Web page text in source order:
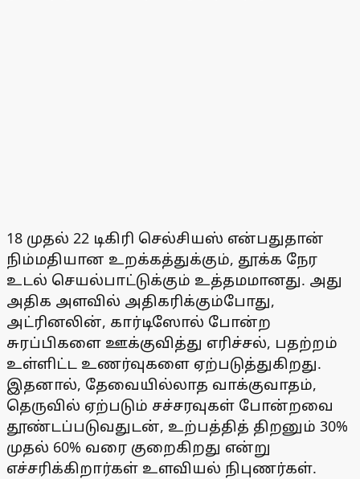
18 முதல் 22 டிகிரி செல்சியஸ் என்பதுதான்
நிம்மதியான உறக்கத்துக்கும், தூக்க நேர
உடல் செயல்பாட்டுக்கும் உத்தமமானது. அது
அதிக அளவில் அதிகரிக்கும்போது,
அட்ரினலின், கார்டிஸோல் போன்ற
சுரப்பிகளை ஊக்குவித்து எரிச்சல், பதற்றம்
உள்ளிட்ட உணர்வுகளை ஏற்படுத்துகிறது.
இதனால், தேவையில்லாத வாக்குவாதம்,
தெருவில் ஏற்படும் சச்சரவுகள் போன்றவை
தூண்டப்படுவதுடன், உற்பத்தித் திறனும் 30%
முதல் 60% வரை குறைகிறது என்று
எச்சரிக்கிறார்கள் உளவியல் நிபுணர்கள்.